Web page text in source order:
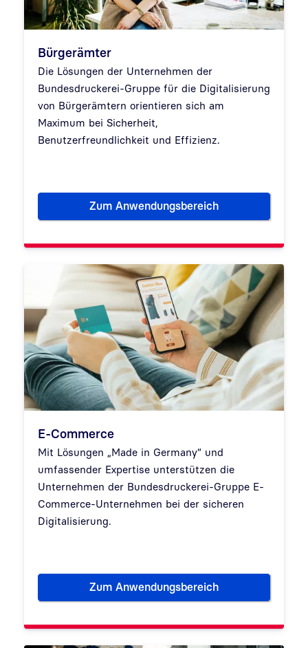
Bürgerämter
Die Lösungen der Unternehmen der
Bundesdruckerei-Gruppe für die Digitalisierung
von Bürgerämtern orientieren sich am
Maximum bei Sicherheit,
Benutzerfreundlichkeit und Effizienz.
Zum Anwendungsbereich
Bürgerämter
E-Commerce
Mit Lösungen „Made in Germany“ und
umfassender Expertise unterstützen die
Unternehmen der Bundesdruckerei-Gruppe E-
Commerce-Unternehmen bei der sicheren
Digitalisierung.
Zum Anwendungsbereich
E-Commerce